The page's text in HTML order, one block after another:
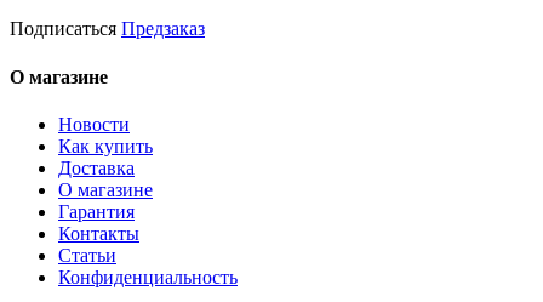
Подписаться Предзаказ
О магазине
Новости
Как купить
Доставка
О магазине
Гарантия
Контакты
Статьи
Конфиденциальность